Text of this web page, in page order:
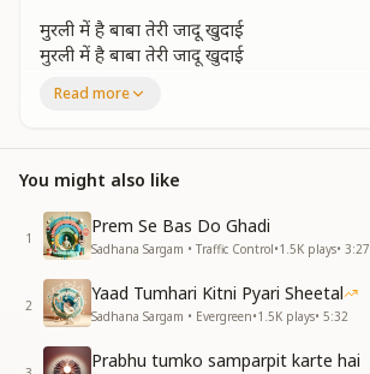
मुरली में है बाबा तेरी जादू खुदाई
मुरली में है बाबा तेरी जादू खुदाई
इन्हीं रूहानी नजरोंसे हम हो गए पावन
हो गए पावन
दिया है बाबा हमको नया जीवन
दिया है बाबा हमको नया जीवन
ऊंचे है संकल्प जैसे ऊंचा हिमालय
ऊंचे है संकल्प जैसे ऊंचा हिमालय
ऐसे बसे दिल में जैसे बन गया शिवालय
रिम झिम रिम झिम
अतींद्रिय सुख बरसे
Read more
You might also like
1
Prem Se Bas Do Ghadi
Sadhana Sargam • Traffic Control•1.5K plays• 3:27
2
Yaad Tumhari Kitni Pyari Sheetal
Sadhana Sargam • Evergreen•1.5K plays• 5:32
Prabhu tumko samparpit karte hai